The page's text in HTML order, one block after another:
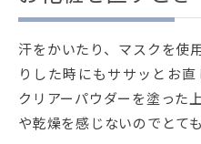
汗をかいたり、マスクを使
りした時にもササッとお
クリアーパウダーを塗った
や乾燥を感じないのでとて